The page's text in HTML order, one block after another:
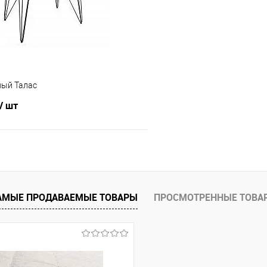
Талас
/ шт
ПРОДАВАЕМЫЕ ТОВАРЫ ПРОСМОТРЕННЫЕ